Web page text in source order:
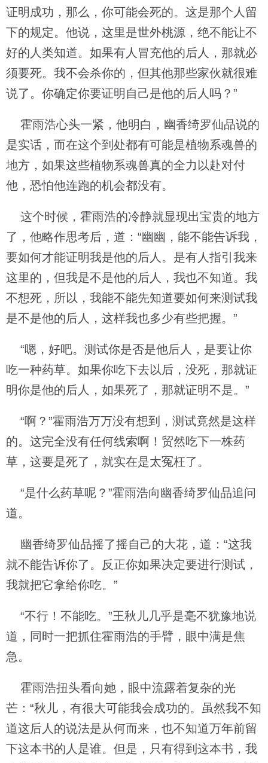
证明成功，那么，你可能会死的。这是那个人留
下的规定。他说，这里是世外桃源，绝不能让不
好的人类知道。如果有人冒充他的后人，那就必
须要死。我不会杀你的，但其他那些家伙就很难
说了。你确定你要证明自己是他的后人吗？”
霍雨浩心头一紧，他明白，幽香绮罗仙品说的
是实话，而在这个到处都有可能是植物系魂兽的
地方，如果这些植物系魂兽真的全力以赴对付
他，恐怕他连跑的机会都没有。
这个时候，霍雨浩的冷静就显现出宝贵的地方
了，他略作思考后，道：“幽幽，能不能告诉我，
要如何才能证明我是他的后人。是有人指引我来
这里的，但我是不是他的后人，我也不知道。我
不想死，所以，我能不能先知道要如何来测试我
是不是他的后人，这样我也多少有些把握。”
“嗯，好吧。测试你是否是他后人，是要让你
吃一种药草。如果你吃下去以后，没死，那就证
明你是他的后人，如果死了，那就证明不是。”
“啊？”霍雨浩万万没有想到，测试竟然是这样
的。这完全没有任何线索啊！贸然吃下一株药
草，这要是死了，就实在是太冤枉了。
“是什么药草呢？”霍雨浩向幽香绮罗仙品追问
道。
幽香绮罗仙品摇了摇自己的大花，道：“这我
就不能告诉你了。反正你如果决定要进行测试，
我就把它拿给你吃。”
“不行！不能吃。”王秋儿几乎是毫不犹豫地说
道，同时一把抓住霍雨浩的手臂，眼中满是焦
急。
霍雨浩扭头看向她，眼中流露着复杂的光
芒：“秋儿，有很大可能我会成功的。虽然我不知
道这后人的说法是从何而来，也不知道万年前留
下这本书的人是谁。但是，只有得到这本书，我